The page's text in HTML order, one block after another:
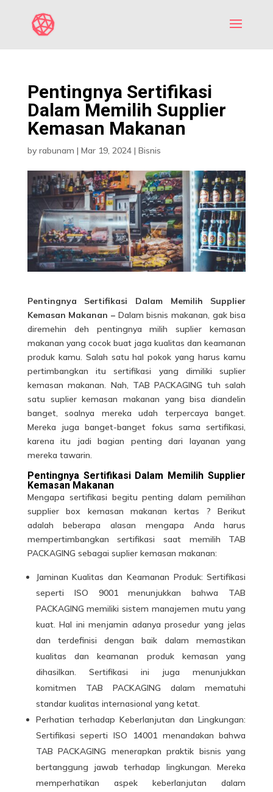
Pentingnya Sertifikasi
Dalam Memilih Supplier
Kemasan Makanan
by rabunam | Mar 19, 2024| Bisnis
Pentingnya Sertifikasi Dalam Memilih Supplier
Kemasan Makanan – Dalam bisnis makanan, gak bisa
diremehin deh pentingnya milih suplier kemasan
makanan yang cocok buat jaga kualitas dan keamanan
produk kamu. Salah satu hal pokok yang harus kamu
pertimbangkan itu sertifikasi yang dimiliki suplier
kemasan makanan. Nah, TAB PACKAGING tuh salah
satu suplier kemasan makanan yang bisa diandelin
banget, soalnya mereka udah terpercaya banget.
Mereka juga banget-banget fokus sama sertifikasi,
karena itu jadi bagian penting dari layanan yang
mereka tawarin.
Pentingnya Sertifikasi Dalam Memilih Supplier
Kemasan Makanan
Mengapa sertifikasi begitu penting dalam pemilihan
supplier box kemasan makanan kertas ? Berikut
adalah beberapa alasan mengapa Anda harus
mempertimbangkansertifikasi saat memilih TAB
PACKAGING sebagai suplier kemasan makanan:
Jaminan Kualitas dan Keamanan Produk: Sertifikasi
seperti ISO 9001 menunjukkan bahwa TAB
PACKAGING memiliki sistem manajemen mutu yang
kuat. Hal ini menjamin adanya prosedur yang jelas
dan terdefinisi dengan baik dalam memastikan
kualitas dan keamanan produk kemasan yang
dihasilkan. Sertifikasi ini juga menunjukkan
komitmen TAB PACKAGING dalam mematuhi
standar kualitas internasional yang ketat.
Perhatian terhadap Keberlanjutan dan Lingkungan:
Sertifikasi seperti ISO 14001 menandakan bahwa
TAB PACKAGING menerapkan praktik bisnis yang
bertanggung jawab terhadap lingkungan. Mereka
memperhatikan aspek keberlanjutan dalam